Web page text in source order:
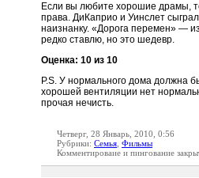
Если вы любите хорошие драмы,
права. ДиКаприо и Уинслет
наизнанку. «Дорога перемен» —
редко ставлю, но это шедевр.
Оценка: 10 из 10
P.S. У нормального дома должна
хорошей вентиляции нет
прочая нечисть.
Четверг, 28 Январь, 2010, 0:56
Рубрики: Семья Фильмы
Комментироваие и пингование